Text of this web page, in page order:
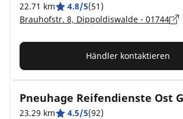
22.71 km 4.8/5(51)
Brauhofstr. 8, Dippoldiswalde - 01744
Händler kontaktieren
Pneuhage Reifendienste Ost
23.29 km 4.5/5(92)